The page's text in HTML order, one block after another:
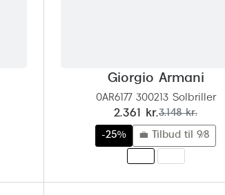
Giorgio Armani
0AR6177 300213 Solbriller
nu:
2.361 kr.før:
3.148 kr.
-25% 💼 Tilbud til 9/8